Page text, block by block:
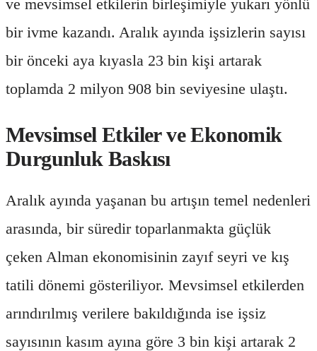
ve mevsimsel etkilerin birleşimiyle yukarı yönlü
bir ivme kazandı. Aralık ayında işsizlerin sayısı
bir önceki aya kıyasla 23 bin kişi artarak
toplamda 2 milyon 908 bin seviyesine ulaştı.
Mevsimsel Etkiler ve Ekonomik
Durgunluk Baskısı
Aralık ayında yaşanan bu artışın temel nedenleri
arasında, bir süredir toparlanmakta güçlük
çeken Alman ekonomisinin zayıf seyri ve kış
tatili dönemi gösteriliyor. Mevsimsel etkilerden
arındırılmış verilere bakıldığında ise işsiz
sayısının kasım ayına göre 3 bin kişi artarak 2